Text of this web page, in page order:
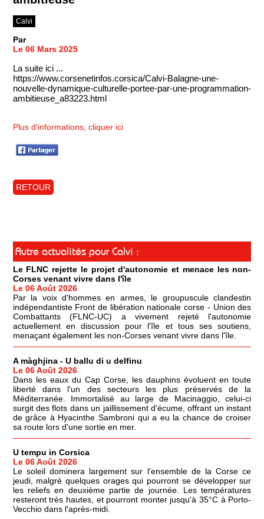
Calvi
Par
Le 06 Mars 2025
La suite ici ...
https://www.corsenetinfos.corsica/Calvi-Balagne-une-
nouvelle-dynamique-culturelle-portee-par-une-programmation-
ambitieuse_a83223.html
Plus d'informations, cliquer ici
RETOUR
Autre actualités pour Calvi :
Le FLNC rejette le projet d'autonomie et menace les non-
Corses venant vivre dans l'île
Le 06 Août 2026
Par la voix d'hommes en armes, le groupuscule clandestin
indépendantiste Front de libération nationale corse - Union des
Combattants (FLNC-UC) a vivement rejeté l'autonomie
actuellement en discussion pour l'île et tous ses soutiens,
menaçant également les non-Corses venant vivre dans l'île.
A màghjina - U ballu di u delfinu
Le 06 Août 2026
Dans les eaux du Cap Corse, les dauphins évoluent en toute
liberté dans l'un des secteurs les plus préservés de la
Méditerranée. Immortalisé au large de Macinaggio, celui-ci
surgit des flots dans un jaillissement d'écume, offrant un instant
de grâce à Hyacinthe Sambroni qui a eu la chance de croiser
sa route lors d'une sortie en mer.
U tempu in Corsica
Le 06 Août 2026
Le soleil dominera largement sur l'ensemble de la Corse ce
jeudi, malgré quelques orages qui pourront se développer sur
les reliefs en deuxième partie de journée. Les températures
resteront très hautes, et pourront monter jusqu'à 35°C à Porto-
Vecchio dans l'après-midi.